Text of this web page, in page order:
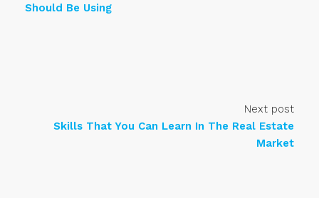
Should Be Using
Next post
Skills That You Can Learn In The Real Estate
Market